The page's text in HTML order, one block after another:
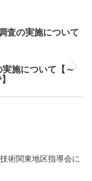
査の実施について
施について【～
術関東地区指導会に